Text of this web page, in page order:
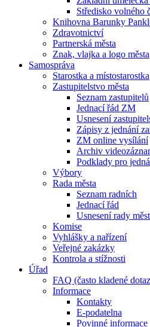
Středisko volného
Knihovna Barunky
Zdravotnictví
Partnerská města
Znak, vlajka a logo města
Samospráva
Starostka a místostarostka
Zastupitelstvo města
Seznam zastupitelů
Jednací řád ZM
Usnesení
Zápisy z jednání
ZM online vysílání
Archiv
Podklady pro
Výbory
Rada města
Seznam radních
Jednací řád
Usnesení rady
Komise
Vyhlášky a nařízení
Veřejné zakázky
Kontrola a stížnosti
Úřad
FAQ (často kladené
Informace
Kontakty
E-podatelna
Povinné informace